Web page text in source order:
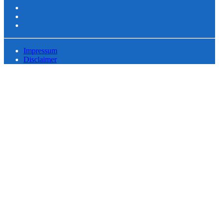
Impressum
Disclaimer